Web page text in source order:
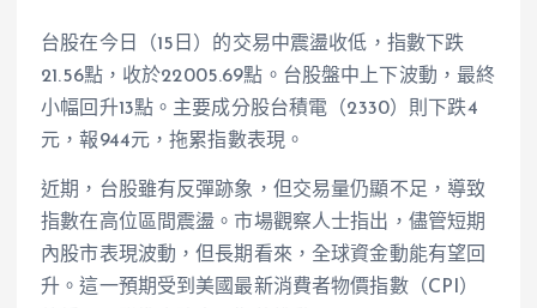
台股在今日（15日）的交易中震盪收低，指數下跌
21.56點，收於22005.69點。台股盤中上下波動，最終
小幅回升13點。主要成分股台積電（2330）則下跌4
元，報944元，拖累指數表現。
近期，台股雖有反彈跡象，但交易量仍顯不足，導致
指數在高位區間震盪。市場觀察人士指出，儘管短期
內股市表現波動，但長期看來，全球資金動能有望回
升。這一預期受到美國最新消費者物價指數（CPI）